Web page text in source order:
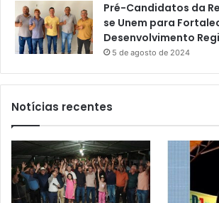
Pré-Candidatos da
se Unem para
Desenvolvimento
5 de agosto de 2024
Notícias recentes